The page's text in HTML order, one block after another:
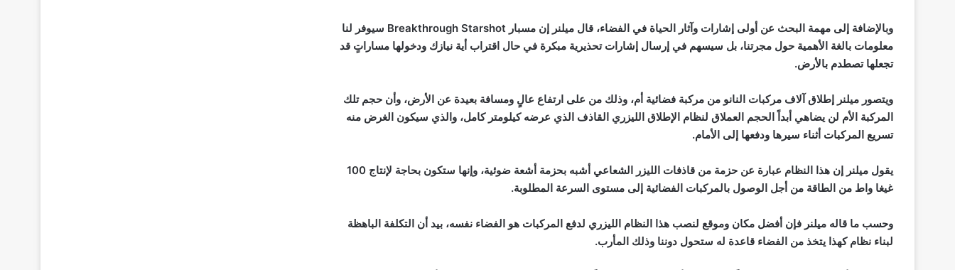
وبالإضافة إلى مهمة البحث عن أولى إشارات وآثار الحياة في الفضاء، قال ميلنر إن مسبار Breakthrough Starshot سيوفر لنا
معلومات بالغة الأهمية حول مجرتنا، بل سيسهم في إرسال إشارات تحذيرية مبكرة في حال اقتراب أية نيازك ودخولها مساراتٍ قد
تجعلها تصطدم بالأرض.
ويتصور ميلنر إطلاق آلاف مركبات النانو من مركبة فضائية أم، وذلك من على ارتفاع عالٍ ومسافة بعيدة عن الأرض، وأن حجم تلك
المركبة الأم لن يضاهي أبداً الحجم العملاق لنظام الإطلاق الليزري القاذف الذي عرضه كيلومتر كامل، والذي سيكون الغرض منه
تسريع المركبات أثناء سيرها ودفعها إلى الأمام.
يقول ميلنر إن هذا النظام عبارة عن حزمة من قاذفات الليزر الشعاعي أشبه بحزمة أشعة ضوئية، وإنها ستكون بحاجة لإنتاج 100
غيغا واط من الطاقة من أجل الوصول بالمركبات الفضائية إلى مستوى السرعة المطلوبة.
وحسب ما قاله ميلنر فإن أفضل مكان وموقع لنصب هذا النظام الليزري لدفع المركبات هو الفضاء نفسه، بيد أن التكلفة الباهظة
لبناء نظام كهذا يتخذ من الفضاء قاعدة له ستحول دوننا وذلك المأرب.